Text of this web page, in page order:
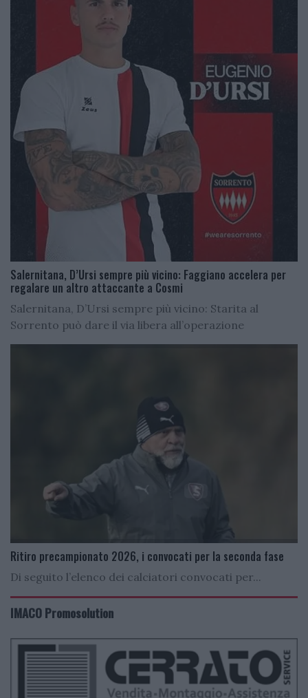
Salernitana, D’Ursi sempre più vicino: Faggiano accelera per
regalare un altro attaccante a Cosmi
Salernitana, D’Ursi sempre più vicino: Starita al
Sorrento può dare il via libera all’operazione
Ritiro precampionato 2026, i convocati per la seconda fase
Di seguito l’elenco dei calciatori convocati per...
IMACO Promosolution